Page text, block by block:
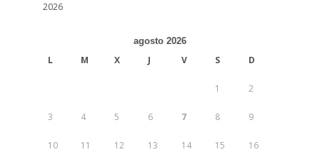
2026
agosto 2026
L M X J V S D
1 2
3 4 5 6 7 8 9
10 11 12 13 14 15 16